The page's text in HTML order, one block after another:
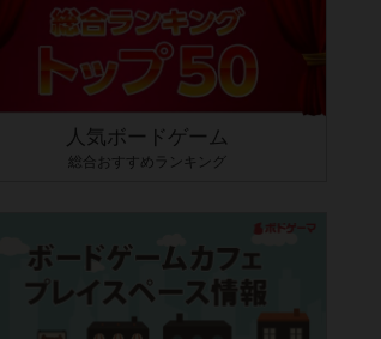
人気ボードゲーム
総合おすすめランキング